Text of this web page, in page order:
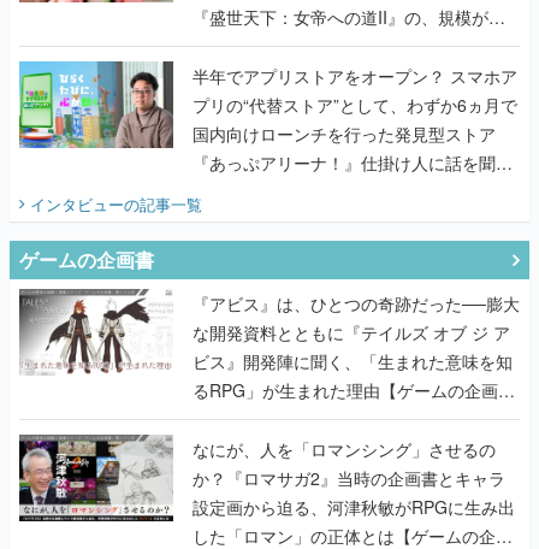
『盛世天下：女帝への道II』の、規模が違
うこだわりをプロデューサーに聞いた
半年でアプリストアをオープン？ スマホア
プリの“代替ストア”として、わずか6ヵ月で
国内向けローンチを行った発見型ストア
『あっぷアリーナ！』仕掛け人に話を聞い
インタビューの記事一覧
ゲームの企画書
『アビス』は、ひとつの奇跡だった──膨大
な開発資料とともに『テイルズ オブ ジ ア
ビス』開発陣に聞く、「生まれた意味を知
るRPG」が生まれた理由【ゲームの企画
書】
なにが、人を「ロマンシング」させるの
か？『ロマサガ2』当時の企画書とキャラ
設定画から迫る、河津秋敏がRPGに生み出
した「ロマン」の正体とは【ゲームの企画